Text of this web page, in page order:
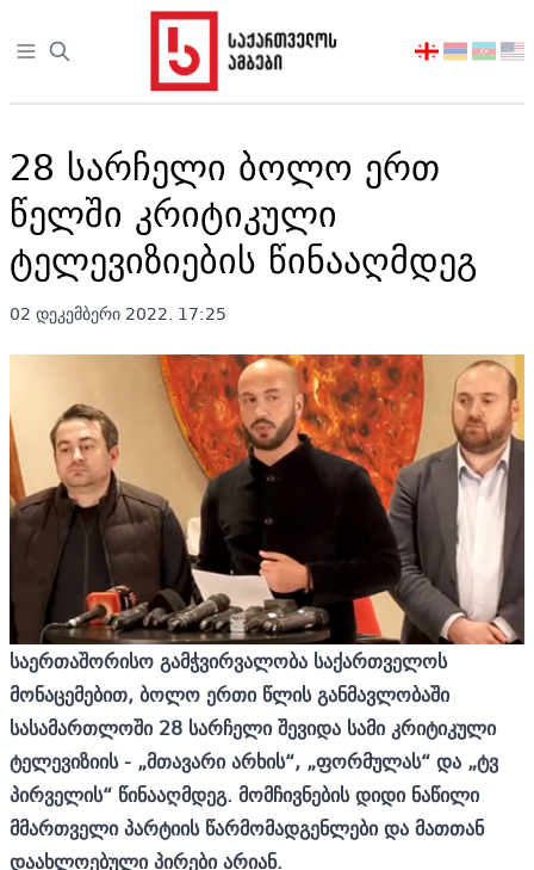
Open sidebar
აირჩიეთ
28 სარჩელი ბოლო ერთ
წელში კრიტიკული
ტელევიზიების წინააღმდეგ
02 დეკემბერი 2022. 17:25
საერთაშორისო გამჭვირვალობა საქართველოს
მონაცემებით, ბოლო ერთი წლის განმავლობაში
სასამართლოში 28 სარჩელი შევიდა სამი კრიტიკული
ტელევიზიის - „მთავარი არხის“, „ფორმულას“ და „ტვ
პირველის“ წინააღმდეგ. მომჩივნების დიდი ნაწილი
მმართველი პარტიის წარმომადგენლები და მათთან
დაახლოებული პირები არიან.